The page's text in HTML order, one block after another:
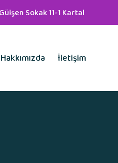
Sokak 11-1 Kartal
Hakkımızda İletişim